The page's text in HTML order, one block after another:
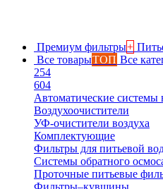
Премиум фильтры+
Все товарыТОП Все
254
604
Автоматические системы
Воздухоочистители
УФ-очистители воздуха
Комплектующие
Фильтры для питьевой
Системы обратного
Проточные питьевые